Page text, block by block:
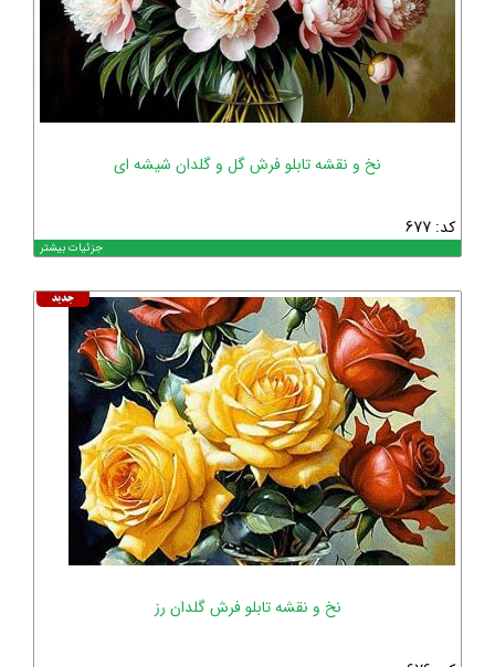
نخ و نقشه تابلو فرش گل و گلدان شیشه ای
کد: 677
جزئیات بیشتر
نخ و نقشه تابلو فرش گلدان رز